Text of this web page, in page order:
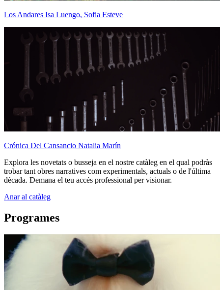
Los Andares Isa Luengo, Sofia Esteve
Crónica Del Cansancio Natalia Marín
Explora les novetats o busseja en el nostre catàleg en el qual podràs
trobar tant obres narratives com experimentals, actuals o de l'última
dècada. Demana el teu accés professional per visionar.
Anar al catàleg
Programes